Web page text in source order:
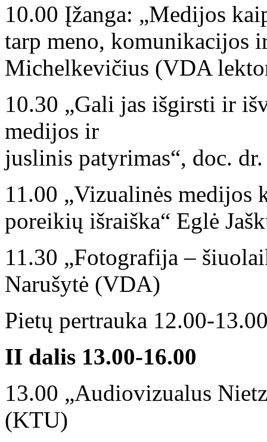
10.00 Įžanga: „Medijos
tarp meno, komunikacijos
Michelkevičius (VDA
10.30 „Gali jas išgirsti ir
medijos ir
juslinis patyrimas“, doc.
11.00 „Vizualinės medijos
poreikių išraiška“ Eglė
11.30 „Fotografija –
Narušytė (VDA)
Pietų pertrauka 12.00-
II dalis 13.00-16.00
13.00 „Audiovizualus
(KTU)